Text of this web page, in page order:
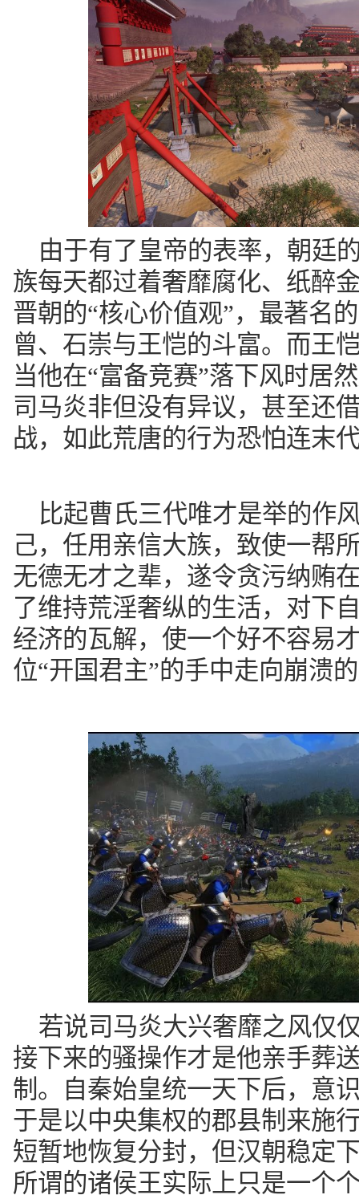
由于有了皇帝的表率，朝廷
族每天都过着奢靡腐化、纸醉
晋朝的“核心价值观”，最著名
曾、石崇与王恺的斗富。而王
当他在“富备竞赛”落下风时居
司马炎非但没有异议，甚至还
战，如此荒唐的行为恐怕连末
比起曹氏三代唯才是举的作
己，任用亲信大族，致使一帮
无德无才之辈，遂令贪污纳贿
了维持荒淫奢纵的生活，对下
经济的瓦解，使一个好不容易
位“开国君主”的手中走向崩溃
若说司马炎大兴奢靡之风仅
接下来的骚操作才是他亲手
制。自秦始皇统一天下后，意
于是以中央集权的郡县制来施
短暂地恢复分封，但汉朝稳定
所谓的诸侯王实际上只是一个